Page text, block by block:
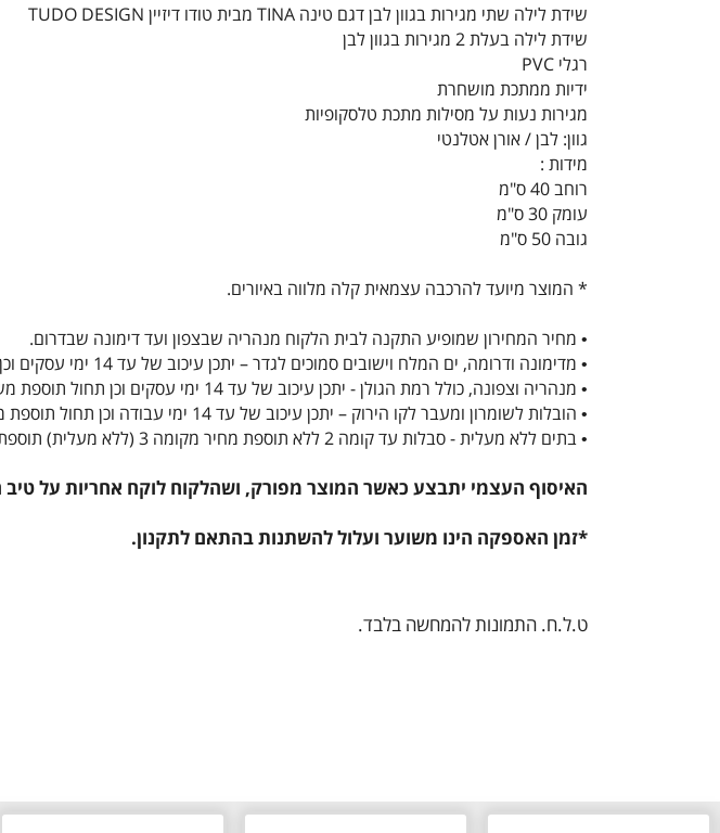
שידת לילה שתי מגירות בגוון לבן דגם טינה TINA מבית טודו דיזיין TUDO DESIGN
שידת לילה בעלת 2 מגירות בגוון לבן
רגלי PVC
ידיות ממתכת מושחרת
מגירות נעות על מסילות מתכת טלסקופיות
גוון: לבן / אורן אטלנטי
מידות :
רוחב 40 ס"מ
עומק 30 ס"מ
גובה 50 ס"מ
* המוצר מיועד להרכבה עצמאית קלה מלווה באיורים.
• מחיר המחירון שמופיע התקנה לבית הלקוח מנהריה שבצפון ועד דימונה שבדרום.
• מדימונה ודרומה, ים המלח וישובים סמוכים לגדר – יתכן עיכוב של עד 14 ימי עסקים וכן תחול תוספת משלוח של 199 ₪
• מנהריה וצפונה, כולל רמת הגולן - יתכן עיכוב של עד 14 ימי עסקים וכן תחול תוספת משלוח של 199 ₪
• הובלות לשומרון ומעבר לקו הירוק – יתכן עיכוב של עד 14 ימי עבודה וכן תחול תוספת משלוח של 100 ₪
• בתים ללא מעלית - סבלות עד קומה 2 ללא תוספת מחיר מקומה 3 (ללא מעלית) תוספת של 50 ₪ עבור כל דגם וכל קומה (או חלק ממנה) - ישולם ישירות למוביל
האיסוף העצמי יתבצע כאשר המוצר מפורק, ושהלקוח לוקח אחריות על טיב
*זמן האספקה הינו משוער ועלול להשתנות בהתאם לתקנון.
ט.ל.ח. התמונות להמחשה בלבד.